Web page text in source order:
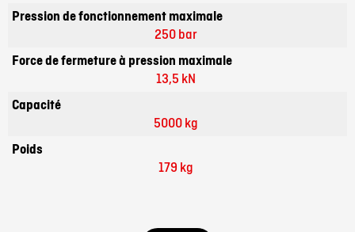
Pression de fonctionnement maximale
250 bar
Force de fermeture à pression maximale
13,5 kN
Capacité
5000 kg
Poids
179 kg